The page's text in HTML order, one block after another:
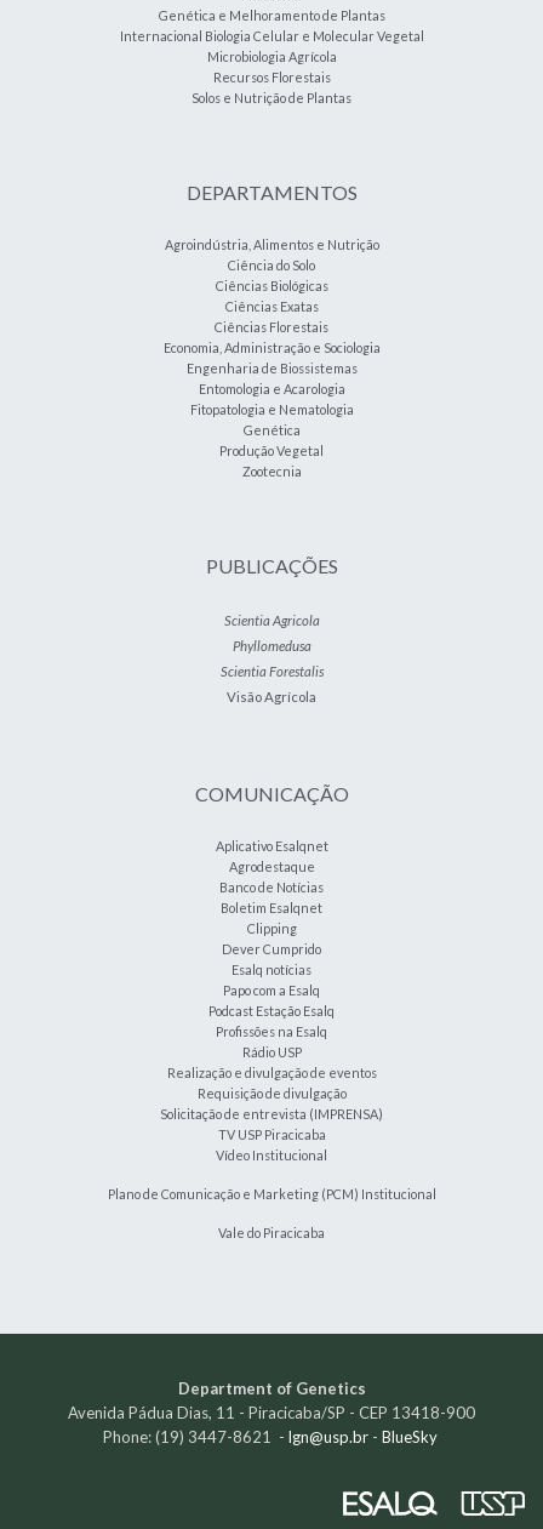
Genética e Melhoramento de Plantas
Internacional Biologia Celular e Molecular Vegetal
Microbiologia Agrícola
Recursos Florestais
Solos e Nutrição de Plantas
DEPARTAMENTOS
Agroindústria, Alimentos e Nutrição
Ciência do Solo
Ciências Biológicas
Ciências Exatas
Ciências Florestais
Economia, Administração e Sociologia
Engenharia de Biossistemas
Entomologia e Acarologia
Fitopatologia e Nematologia
Genética
Produção Vegetal
Zootecnia
PUBLICAÇÕES
Scientia Agricola
Phyllomedusa
Scientia Forestalis
Visão Agrícola
COMUNICAÇÃO
Aplicativo Esalqnet
Agrodestaque
Banco de Notícias
Boletim Esalqnet
Clipping
Dever Cumprido
Esalq notícias
Papo com a Esalq
Podcast Estação Esalq
Profissões na Esalq
Rádio USP
Realização e divulgação de eventos
Requisição de divulgação
Solicitação de entrevista (IMPRENSA)
TV USP Piracicaba
Vídeo Institucional
Plano de Comunicação e Marketing (PCM) Institucional
Vale do Piracicaba
Department of Genetics
Avenida Pádua Dias, 11 - Piracicaba/SP - CEP 13418-900
Phone: (19) 3447-8621 - lgn@usp.br- BlueSky